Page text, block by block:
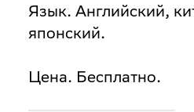
Язык. Английский,
японский.
Цена. Бесплатно.